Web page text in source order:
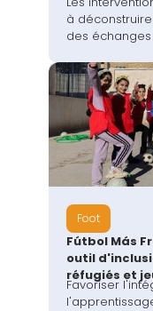
à
des
Foot
Fútbol Más
outil
réfugiés et
Favoriser